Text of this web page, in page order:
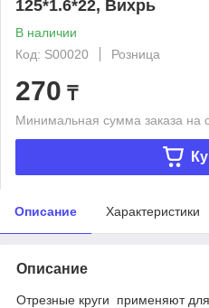
125*1.6*22, Вихрь
В наличии
Код: S00020
Розница
270 ₸
Минимальная сумма заказа на
Описание Характеристики
Описание
Отрезные круги применяют